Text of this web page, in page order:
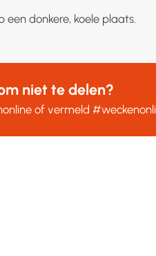
donkere, koele plaats.
niet te delen?
of vermeld